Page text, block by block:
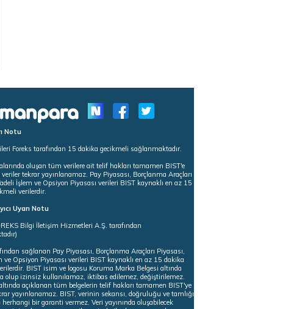
Notu
Foreks tarafından 15 dakika gecikmeli sağlanmaktadır.
oluşan tüm verilere ait telif hakları tamamen BIST'e
tekrar yayınlanamaz. Pay Piyasası, Borçlanma Araçları
İşlem ve Opsiyon Piyasası verileri BIST kaynaklı en az 15
verilerdir.
Uyarı Notu
Bilgi İletişim Hizmetleri A.Ş. tarafından
sağlanan Pay Piyasası, Borçlanma Araçları Piyasası,
ve Opsiyon Piyasası verileri BIST kaynaklı en az 15 dakika
BIST isim ve logosu Koruma Marka Belgesi altında
olup izinsiz kullanılamaz, iktibas edilemez, değiştirilemez.
açıklanan tüm belgelerin telif hakları tamamen BIST'ye
yayınlanamaz. BIST, verinin sekansı, doğruluğu ve tamlığı
bir garanti vermez. Veri yayınında oluşabilecek